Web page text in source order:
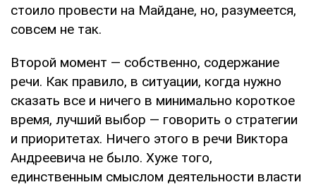
стоило провести на Майдане, но, разумеется,
совсем не так.
Второй момент — собственно, содержание
речи. Как правило, в ситуации, когда нужно
сказать все и ничего в минимально короткое
время, лучший выбор — говорить о стратегии
и приоритетах. Ничего этого в речи Виктора
Андреевича не было. Хуже того,
единственным смыслом деятельности власти